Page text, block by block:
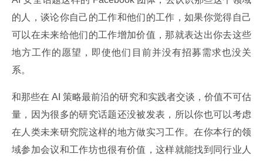
的人，谈论你自己的工作和他们的工作，如果你觉得自己
可以在未来给他们的工作增加价值，那就表达出你去这些
地方工作的愿望，即使他们目前并没有招募需求也没关
系。
和那些在 AI 策略最前沿的研究和实践者交谈，价值不可估
量，因为很多的研究话题还没被发表，所以你也可以考虑
在人类未来研究院这样的地方做实习工作。在你本行的领
域参加会议和工作坊也很有价值，这样就能找到同行业人